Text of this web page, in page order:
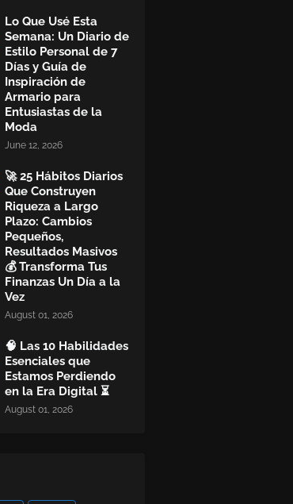
Lo Que Usé Esta
Semana: Un Diario de
Estilo Personal de 7
Días y Guía de
Inspiración de
Armario para
Entusiastas de la
Moda
June 12, 2026
🚀 25 Hábitos Diarios
Que Construyen
Riqueza a Largo
Plazo: Cambios
Pequeños,
Resultados Masivos
💰 Transforma Tus
Finanzas Un Día a la
Vez
August 01, 2026
🧠 Las 10 Habilidades
Esenciales que
Estamos Perdiendo
en la Era Digital ⏳
August 01, 2026